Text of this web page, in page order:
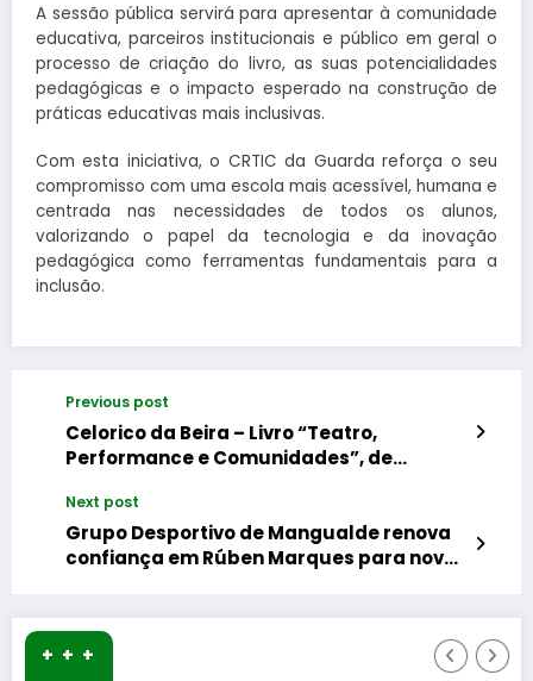
A sessão pública servirá para apresentar à comunidade
educativa, parceiros institucionais e público em geral o
processo de criação do livro, as suas potencialidades
pedagógicas e o impacto esperado na construção de
práticas educativas mais inclusivas.
Com esta iniciativa, o CRTIC da Guarda reforça o seu
compromisso com uma escola mais acessível, humana e
centrada nas necessidades de todos os alunos,
valorizando o papel da tecnologia e da inovação
pedagógica como ferramentas fundamentais para a
inclusão.
Previous post
Celorico da Beira – Livro “Teatro,
Performance e Comunidades”, de
Next post
Grupo Desportivo de Mangualde renova
confiança em Rúben Marques para novo
+ + +